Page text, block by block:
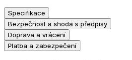
Specifikace
Bezpečnost a shoda s předpisy
Doprava a vrácení
Platba a zabezpečení